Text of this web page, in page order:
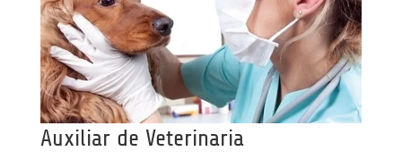
Auxiliar de Veterinaria